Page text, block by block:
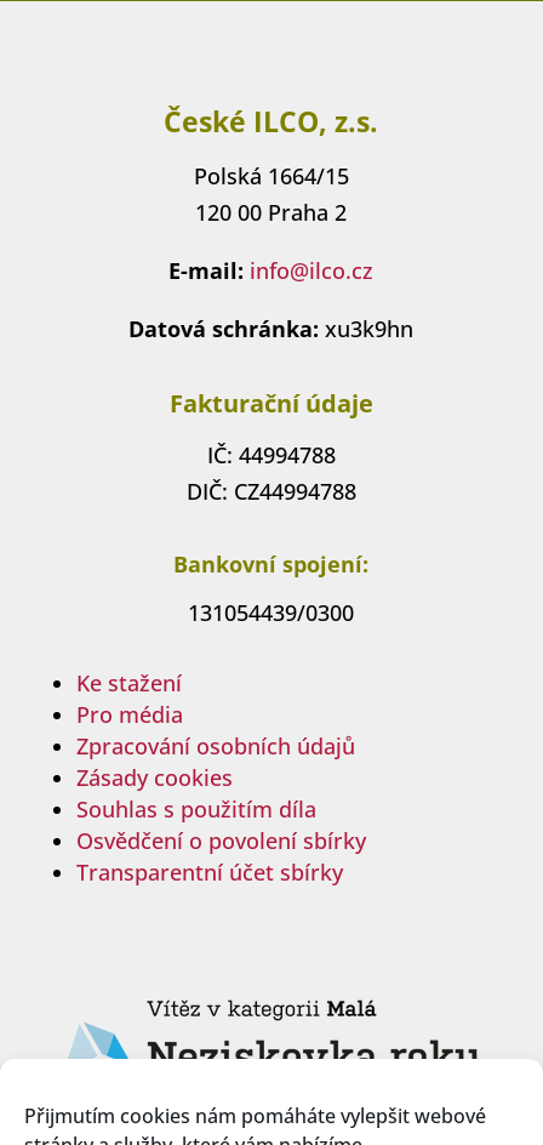
Přijmutím cookies nám pomáháte vylepšit webové
České ILCO, z.s.
Polská 1664/15
120 00 Praha 2
E-mail: info@ilco.cz
Datová schránka: xu3k9hn
Fakturační údaje
IČ: 44994788
DIČ: CZ44994788
Bankovní spojení:
131054439/0300
Ke stažení
Pro média
Zpracování osobních údajů
Zásady cookies
Souhlas s použitím díla
Osvědčení o povolení sbírky
Transparentní účet sbírky